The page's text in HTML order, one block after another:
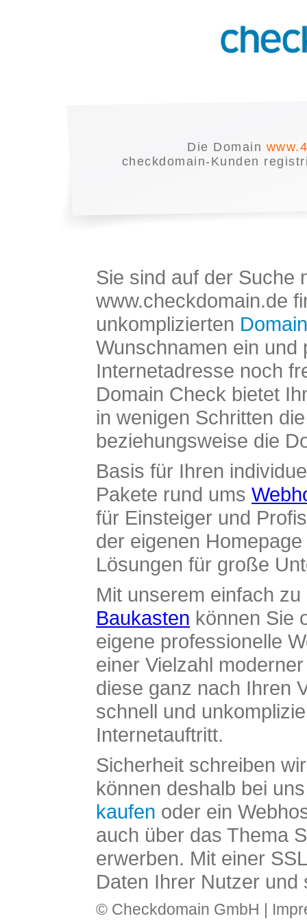
Die Domain
checkdomain-Kunden
Sie sind auf der Suche
www.checkdomain.de
unkomplizierten
Wunschnamen ein und
Internetadresse noch
Domain Check bietet
in wenigen Schritten
beziehungsweise die
Basis für Ihren
Pakete rund ums
für Einsteiger und
der eigenen
Lösungen für große
Mit unserem einfach
Baukasten können Sie
eigene professionelle
einer Vielzahl
diese ganz nach Ihren
schnell und
Internetauftritt.
Sicherheit schreiben
können deshalb bei
kaufen oder ein
auch über das Thema
erwerben. Mit einer
Daten Ihrer Nutzer und
© Checkdomain GmbH |